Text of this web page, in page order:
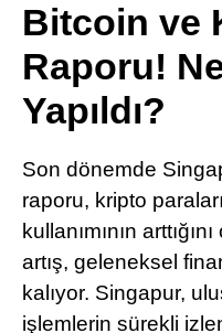
Bitcoin ve
Raporu!
Yapıldı?
Son dönemde
raporu, kripto
kullanımının
artış, geleneksel
kalıyor. Singapur,
işlemlerin sürekli